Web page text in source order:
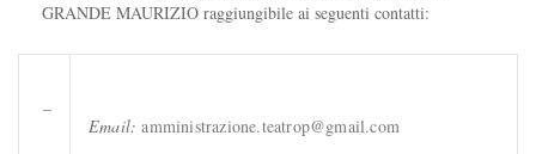
GRANDE MAURIZIO raggiungibile ai seguenti contatti:
–
Email:amministrazione.teatrop@gmail.com